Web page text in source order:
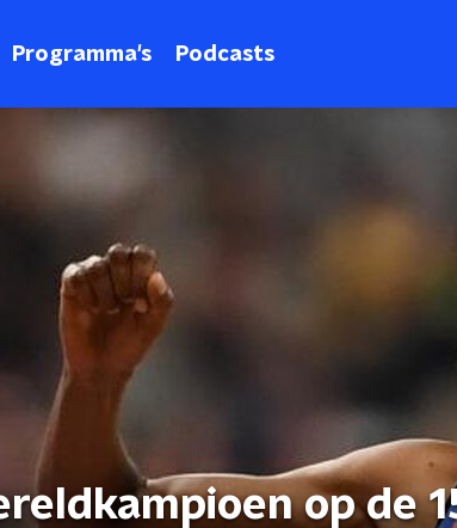
Programma's Podcasts
op de